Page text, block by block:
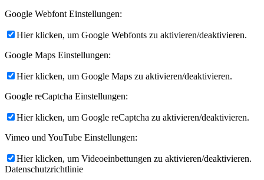
Google Webfont Einstellungen:
Hier klicken, um Google Webfonts zu aktivieren/deaktivieren.
Google Maps Einstellungen:
Hier klicken, um Google Maps zu aktivieren/deaktivieren.
Google reCaptcha Einstellungen:
Hier klicken, um Google reCaptcha zu aktivieren/deaktivieren.
Vimeo und YouTube Einstellungen:
Hier klicken, um Videoeinbettungen zu aktivieren/deaktivieren.
Datenschutzrichtlinie